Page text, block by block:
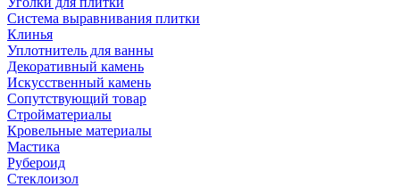
Система выравнивания плитки
Клинья
Уплотнитель для ванны
Декоративный камень
Искусственный камень
Сопутствующий товар
Стройматериалы
Кровельные материалы
Мастика
Рубероид
Стеклоизол